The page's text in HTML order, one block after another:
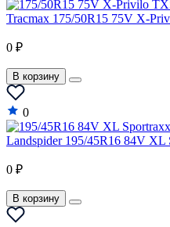
Tracmax 175/50R15 75V X-
0 ₽
В корзину
0
Landspider 195/45R16 84V XL
0 ₽
В корзину